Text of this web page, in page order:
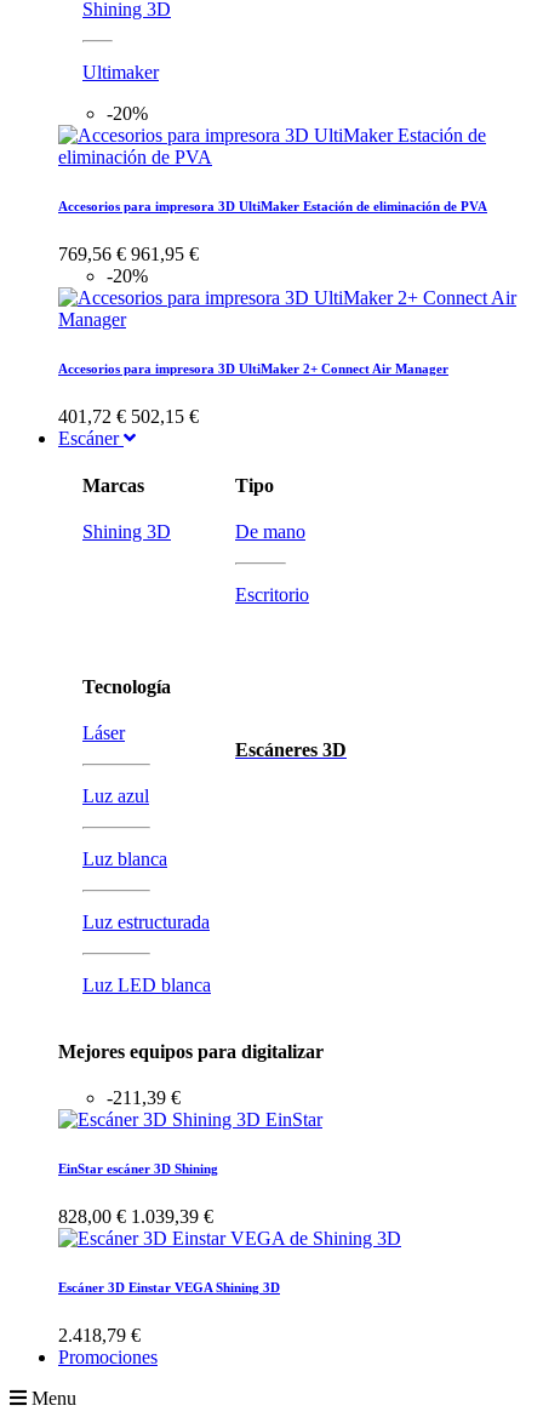
Shining 3D
Ultimaker
-20%
Accesorios para impresora 3D UltiMaker Estación de eliminación de PVA
769,56 € 961,95 €
-20%
Accesorios para impresora 3D UltiMaker 2+ Connect Air Manager
401,72 € 502,15 €
Escáner
Marcas
Shining 3D
Tecnología
Láser
Luz azul
Luz blanca
Luz estructurada
Luz LED blanca
Tipo
De mano
Escritorio
Escáneres 3D
Mejores equipos para digitalizar
-211,39 €
EinStar escáner 3D Shining
828,00 € 1.039,39 €
Escáner 3D Einstar VEGA Shining 3D
2.418,79 €
Promociones
Menu